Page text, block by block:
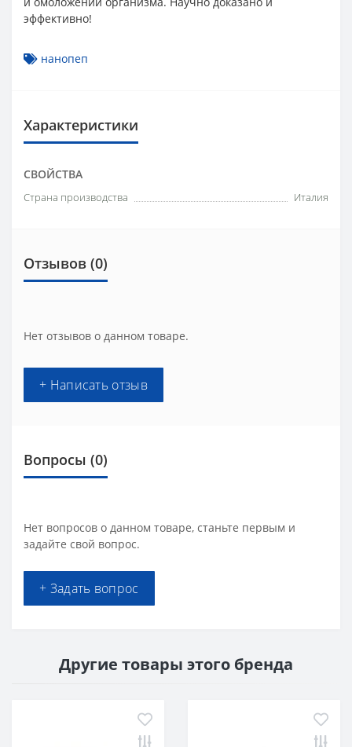
эффективно!
нанопеп
Характеристики
СВОЙСТВА
Страна производства Италия
Отзывов (0)
Нет отзывов о данном товаре.
+ Написать отзыв
Вопросы (0)
Нет вопросов о данном товаре, станьте первым и
задайте свой вопрос.
+ Задать вопрос
Другие товары этого бренда